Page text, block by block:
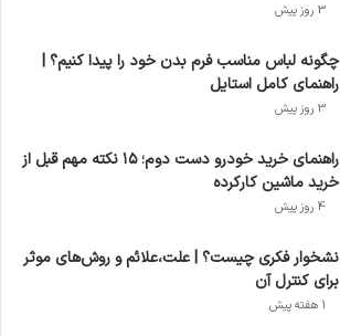
3 روز پیش
چگونه لباس مناسب فرم بدن خود را پیدا کنیم؟ |
راهنمای کامل استایل
3 روز پیش
راهنمای خرید خودرو دست دوم؛ ۱۵ نکته مهم قبل از
خرید ماشین کارکرده
4 روز پیش
نشخوار فکری چیست؟ | علت،علائم و روش‌های موثر
برای کنترل آن
1 هفته پیش